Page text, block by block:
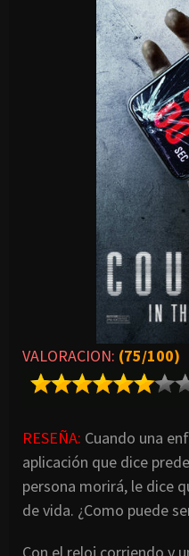
VALORACION: (75/100)
RESEÑA: Cuando una
aplicación que dice
persona morirá, le dice
de vida. ¿Como puede